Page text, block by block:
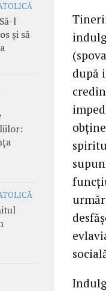
după
l
și să